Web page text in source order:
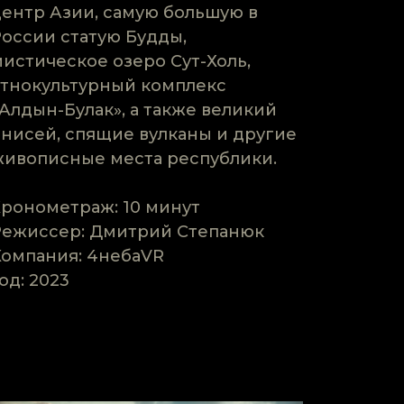
Азии, самую большую в
статую Будды,
озеро Сут-Холь,
комплекс
Булак», а также великий
спящие вулканы и другие
места республики.
10 минут
Дмитрий Степанюк
4небаVR
2023